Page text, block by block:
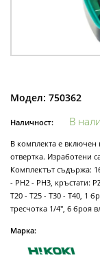
Модел: 750362
Наличност: В
В комплекта е
отвертка. Изработени
Комплектът съдържа:
- PH2 - PH3, кръстати:
T20 - T25 - T30 - T40, 1
тресчотка 1/4", 6 броя
Марка: